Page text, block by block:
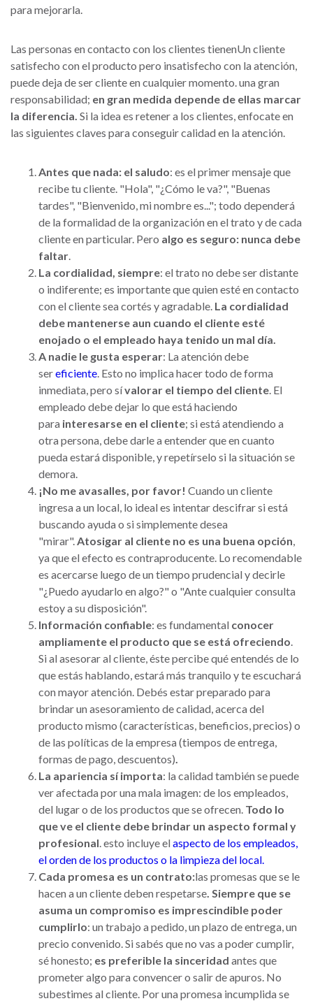
para mejorarla.
Las personas en contacto con los clientes tienenUn cliente
satisfecho con el producto pero insatisfecho con la atención,
puede deja de ser cliente en cualquier momento. una gran
responsabilidad; en gran medida depende de ellas marcar
la diferencia. Si la idea es retener a los clientes, enfocate en
las siguientes claves para conseguir calidad en la atención.
Antes que nada: el saludo: es el primer mensaje que
recibe tu cliente. "Hola", "¿Cómo le va?", "Buenas
tardes", "Bienvenido, mi nombre es..."; todo dependerá
de la formalidad de la organización en el trato y de cada
cliente en particular. Pero algo es seguro: nunca debe
faltar
La cordialidad, siempre: el trato no debe ser distante
o indiferente; es importante que quien esté en contacto
con el cliente sea cortés y agradable. La cordialidad
debe mantenerse aun cuando el cliente esté
enojado o el empleado haya tenido un mal día.
A nadie le gusta esperar: La atención debe
sereficiente . Esto no implica hacer todo de forma
inmediata, pero sívalorar el tiempo del cliente . El
empleado debe dejar lo que está haciendo
para interesarse en el cliente; si está atendiendo a
otra persona, debe darle a entender que en cuanto
pueda estará disponible, y repetírselo si la situación se
demora.
¡No me avasalles, por favor! Cuando un cliente
ingresa a un local, lo ideal es intentar descifrar si está
buscando ayuda o si simplemente desea
"mirar". Atosigar al cliente no es una buena opción
ya que el efecto es contraproducente. Lo recomendable
es acercarse luego de un tiempo prudencial y decirle
"¿Puedo ayudarlo en algo?" o "Ante cualquier consulta
estoy a su disposición".
Información confiable: es fundamental conocer
ampliamente el producto que se está ofreciendo
Si al asesorar al cliente, éste percibe qué entendés de lo
que estás hablando, estará más tranquilo y te escuchará
con mayor atención. Debés estar preparado para
brindar un asesoramiento de calidad, acerca del
producto mismo (características, beneficios, precios) o
de las políticas de la empresa (tiempos de entrega,
formas de pago, descuentos)
La apariencia sí importa: la calidad también se puede
ver afectada por una mala imagen: de los empleados,
del lugar o de los productos que se ofrecen. Todo lo
que ve el cliente debe brindar un aspecto formal y
profesional . esto incluye el aspecto de los empleados,
el orden de los productos o la limpieza del local.
Cada promesa es un contrato:las promesas que se le
hacen a un cliente deben respetarse . Siempre que se
asuma un compromiso es imprescindible poder
cumplirlo: un trabajo a pedido, un plazo de entrega, un
precio convenido. Si sabés que no vas a poder cumplir,
sé honesto; es preferible la sinceridad antes que
prometer algo para convencer o salir de apuros. No
subestimes al cliente. Por una promesa incumplida se